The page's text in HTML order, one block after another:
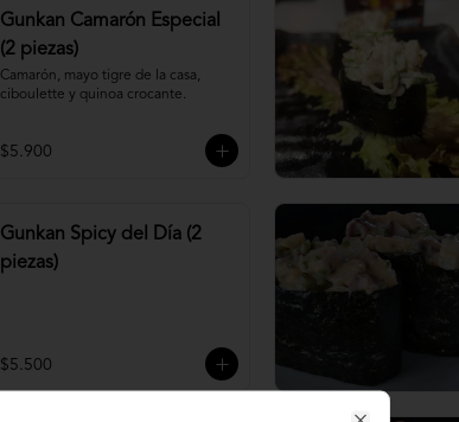
Gunkan Camarón Especial
(2 piezas)
Camarón, mayo tigre de la casa,
ciboulette y quinoa crocante.
$5.900
Gunkan Spicy del Día (2
piezas)
$5.500